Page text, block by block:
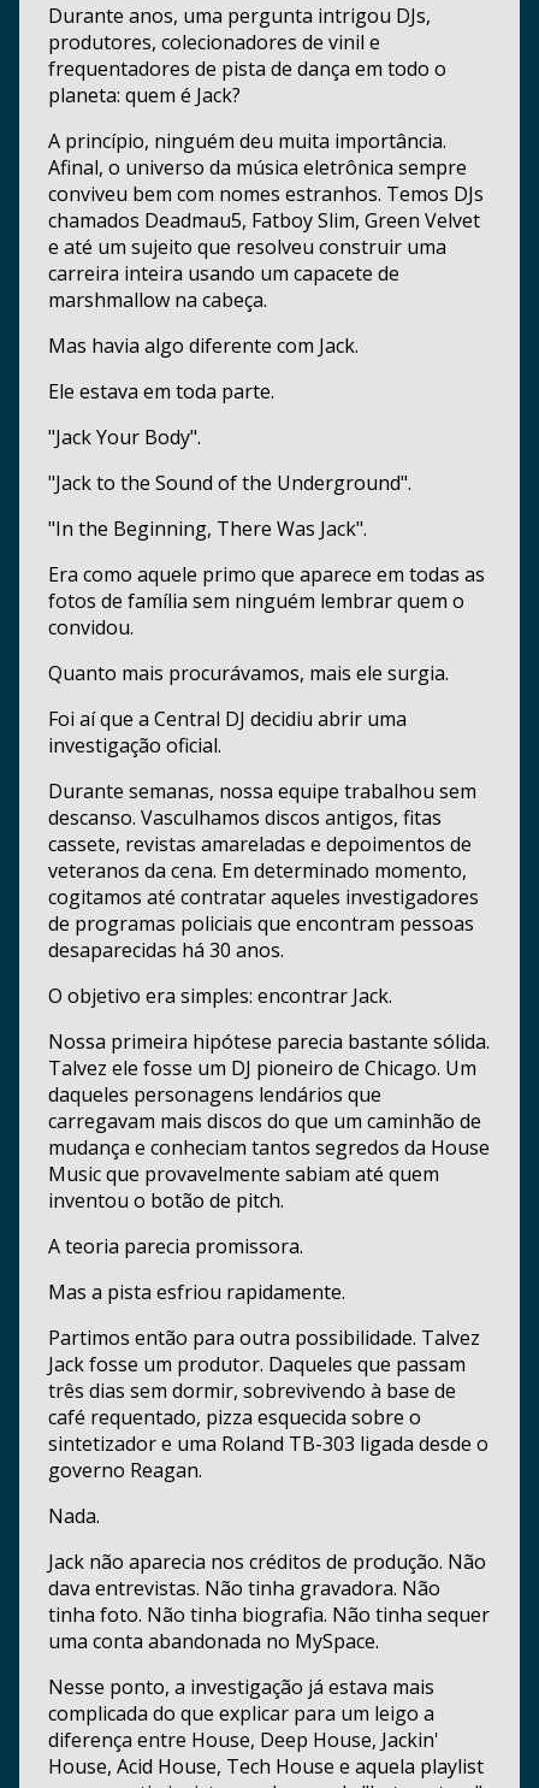
Durante anos, uma pergunta intrigou DJs,
produtores, colecionadores de vinil e
frequentadores de pista de dança em todo o
planeta: quem é Jack?
A princípio, ninguém deu muita importância.
Afinal, o universo da música eletrônica sempre
conviveu bem com nomes estranhos. Temos DJs
chamados Deadmau5, Fatboy Slim, Green Velvet
e até um sujeito que resolveu construir uma
carreira inteira usando um capacete de
marshmallow na cabeça.
Mas havia algo diferente com Jack.
Ele estava em toda parte.
"Jack Your Body".
"Jack to the Sound of the Underground".
"In the Beginning, There Was Jack".
Era como aquele primo que aparece em todas as
fotos de família sem ninguém lembrar quem o
convidou.
Quanto mais procurávamos, mais ele surgia.
Foi aí que a Central DJ decidiu abrir uma
investigação oficial.
Durante semanas, nossa equipe trabalhou sem
descanso. Vasculhamos discos antigos, fitas
cassete, revistas amareladas e depoimentos de
veteranos da cena. Em determinado momento,
cogitamos até contratar aqueles investigadores
de programas policiais que encontram pessoas
desaparecidas há 30 anos.
O objetivo era simples: encontrar Jack.
Nossa primeira hipótese parecia bastante sólida.
Talvez ele fosse um DJ pioneiro de Chicago. Um
daqueles personagens lendários que
carregavam mais discos do que um caminhão de
mudança e conheciam tantos segredos da House
Music que provavelmente sabiam até quem
inventou o botão de pitch.
A teoria parecia promissora.
Mas a pista esfriou rapidamente.
Partimos então para outra possibilidade. Talvez
Jack fosse um produtor. Daqueles que passam
três dias sem dormir, sobrevivendo à base de
café requentado, pizza esquecida sobre o
sintetizador e uma Roland TB-303 ligada desde o
governo Reagan.
Nada.
Jack não aparecia nos créditos de produção. Não
dava entrevistas. Não tinha gravadora. Não
tinha foto. Não tinha biografia. Não tinha sequer
uma conta abandonada no MySpace.
Nesse ponto, a investigação já estava mais
complicada do que explicar para um leigo a
diferença entre House, Deep House, Jackin'
House, Acid House, Tech House e aquela playlist